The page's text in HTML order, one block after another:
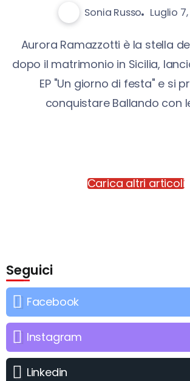
Sonia Russo Luglio
Aurora Ramazzotti è la stella
dopo il matrimonio in Sicilia,
EP "Un giorno di festa" e si
conquistare Ballando con
Carica altri articoli
Seguici
Facebook
Instagram
Linkedin